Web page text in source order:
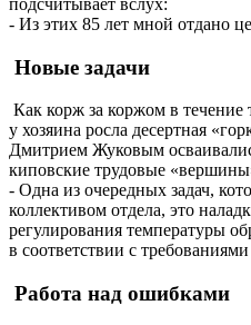
подсчитывает вслух:
- Из этих 85 лет мной отдано
Новые задачи
Как корж за коржом в течение
у хозяина росла десертная
Дмитрием Жуковым
киповские трудовые
- Одна из очередных задач,
коллективом отдела, это
регулирования температуры
в соответствии с
Работа над ошибками